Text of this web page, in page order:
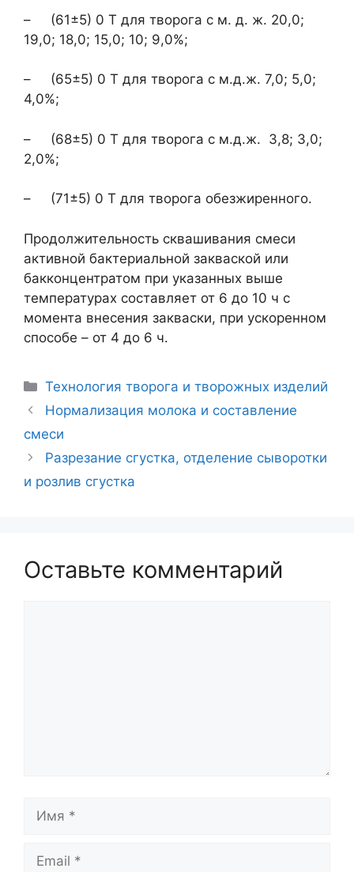
– (61±5) 0 Т для творога с м. д. ж. 20,0;
19,0; 18,0; 15,0; 10; 9,0%;
– (65±5) 0 Т для творога с м.д.ж. 7,0; 5,0;
4,0%;
– (68±5) 0 Т для творога с м.д.ж. 3,8; 3,0;
2,0%;
– (71±5) 0 Т для творога обезжиренного.
Продолжительность сквашивания смеси
активной бактериальной закваской или
бакконцентратом при указанных выше
температурах составляет от 6 до 10 ч с
момента внесения закваски, при ускоренном
способе – от 4 до 6 ч.
Рубрики
Технология творога и творожных изделий
Навигация
Нормализация молока и составление
смеси
Разрезание сгустка, отделение сыворотки
и розлив сгустка
Оставьте комментарий